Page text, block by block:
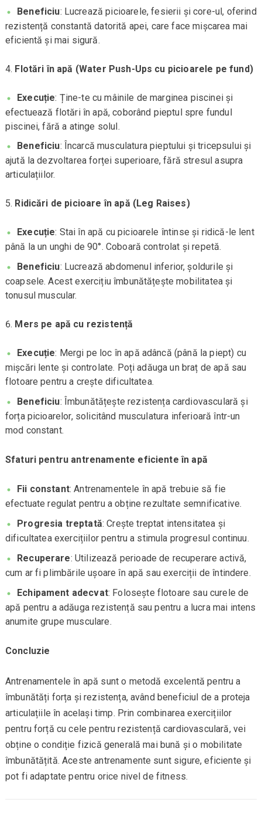
Beneficiu: Lucrează picioarele, fesierii și core-ul, oferind
rezistență constantă datorită apei, care face mișcarea mai
eficientă și mai sigură.
Flotări în apă (Water Push-Ups cu picioarele pe fund)
Execuție: Ține-te cu mâinile de marginea piscinei și
efectuează flotări în apă, coborând pieptul spre fundul
piscinei, fără a atinge solul.
Beneficiu: Încarcă musculatura pieptului și tricepsului și
ajută la dezvoltarea forței superioare, fără stresul asupra
articulațiilor.
Ridicări de picioare în apă (Leg Raises)
Execuție: Stai în apă cu picioarele întinse și ridică-le lent
până la un unghi de 90°. Coboară controlat și repetă.
Beneficiu: Lucrează abdomenul inferior, șoldurile și
coapsele. Acest exercițiu îmbunătățește mobilitatea și
tonusul muscular.
Mers pe apă cu rezistență
Execuție: Mergi pe loc în apă adâncă (până la piept) cu
mișcări lente și controlate. Poți adăuga un braț de apă sau
flotoare pentru a crește dificultatea.
Beneficiu: Îmbunătățește rezistența cardiovasculară și
forța picioarelor, solicitând musculatura inferioară într-un
mod constant.
Sfaturi pentru antrenamente eficiente în apă
Fii constant: Antrenamentele în apă trebuie să fie
efectuate regulat pentru a obține rezultate semnificative.
Progresia treptată: Crește treptat intensitatea și
dificultatea exercițiilor pentru a stimula progresul continuu.
Recuperare: Utilizează perioade de recuperare activă,
cum ar fi plimbările ușoare în apă sau exerciții de întindere.
Echipament adecvat: Folosește flotoare sau curele de
apă pentru a adăuga rezistență sau pentru a lucra mai intens
anumite grupe musculare.
Concluzie
Antrenamentele în apă sunt o metodă excelentă pentru a
îmbunătăți forța și rezistența, având beneficiul de a proteja
articulațiile în același timp. Prin combinarea exercițiilor
pentru forță cu cele pentru rezistență cardiovasculară, vei
obține o condiție fizică generală mai bună și o mobilitate
îmbunătățită. Aceste antrenamente sunt sigure, eficiente și
pot fi adaptate pentru orice nivel de fitness.